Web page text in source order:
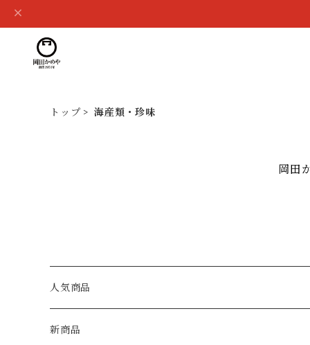
トップ 海産類・珍味
岡田
人気商品
新商品